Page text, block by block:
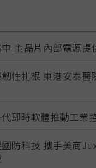
主晶片內部電源提
性扎根 東港安泰醫
即時軟體推動工業
防科技 攜手美商